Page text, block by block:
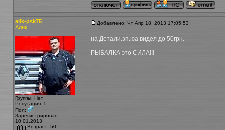
alik-psk75
Алик
Группы: Нет
Репутация: 5
Пол:
Зарегистрирован:
10.01.2013
Возраст: 50
Добавлено: Чт Апр 18, 2013 17:05:53
на Детали.зп.юа видел до 50грн.
РЫБАЛКА это СИЛА!!!